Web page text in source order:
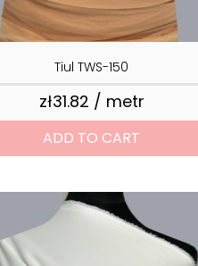
Tiul TWS-150
zł31.82 / metrPrice
ADD TO CART